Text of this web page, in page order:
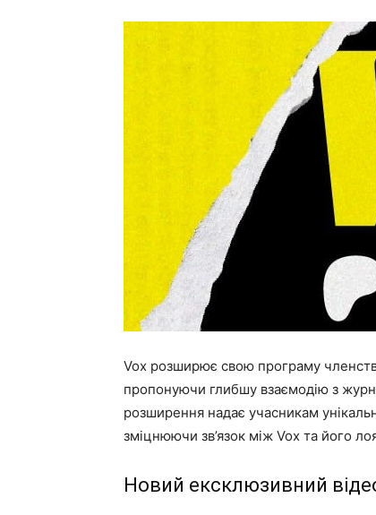
Vox розширює свою програму
пропонуючи глибшу взаємодію з
розширення надає учасникам
зміцнюючи зв’язок між Vox та його
Новий ексклюзивний